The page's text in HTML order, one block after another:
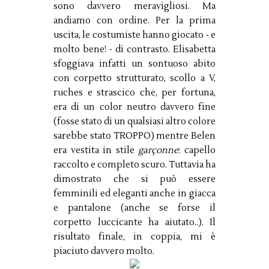
sono davvero meravigliosi. Ma
andiamo con ordine. Per la prima
uscita, le costumiste hanno giocato - e
molto bene! - di contrasto. Elisabetta
sfoggiava infatti un sontuoso abito
con corpetto strutturato, scollo a V,
ruches e strascico che, per fortuna,
era di un color neutro davvero fine
(fosse stato di un qualsiasi altro colore
sarebbe stato TROPPO) mentre Belen
era vestita in stile garçonne: capello
raccolto e completo scuro. Tuttavia ha
dimostrato che si può essere
femminili ed eleganti anche in giacca
e pantalone (anche se forse il
corpetto luccicante ha aiutato..). Il
risultato finale, in coppia, mi è
piaciuto davvero molto.